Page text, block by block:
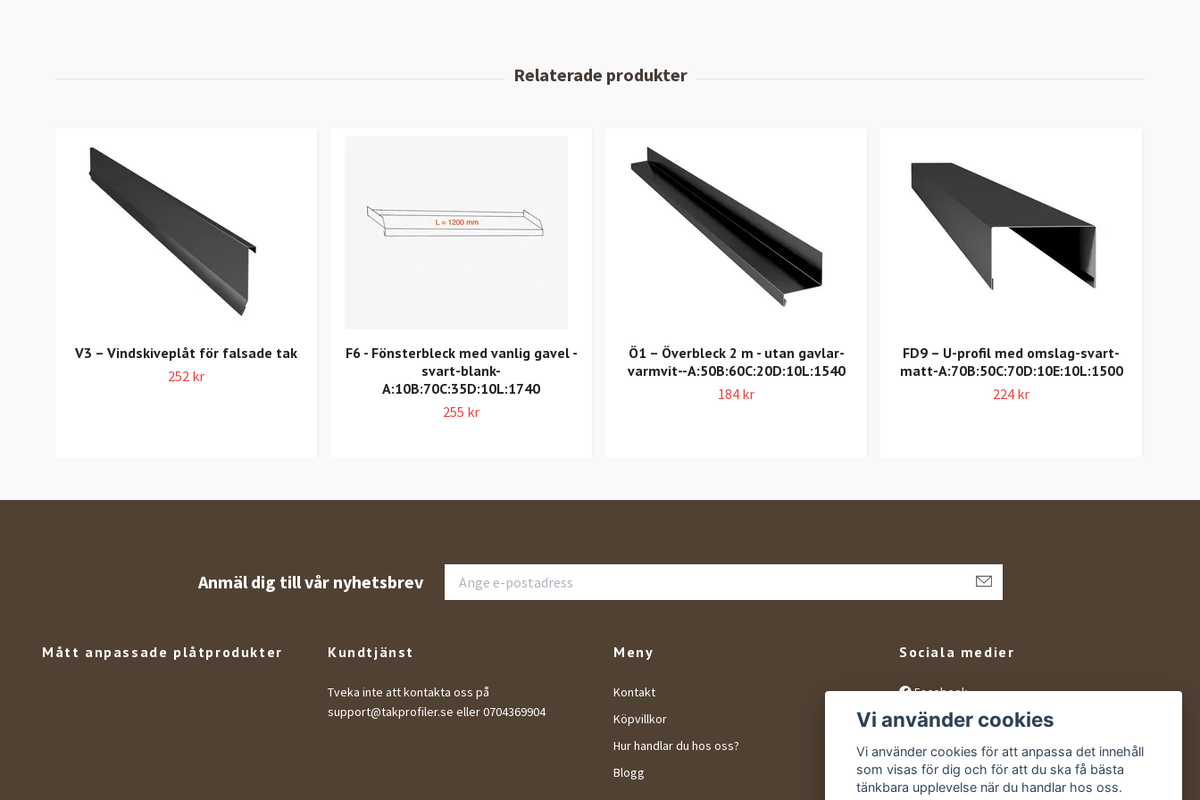
V3 – Vindskiveplåt för falsade tak
252 kr
F6 - Fönsterbleck med vanlig gavel -
svart-blank-
A:10B:70C:35D:10L:1740
255 kr
Ö1 – Överbleck 2 m - utan gavlar-
varmvit--A:50B:60C:20D:10L:1540
184 kr
FD9 – U-profil med omslag-svart-
matt-A:70B:50C:70D:10E:10L:1500
224 kr
Anmäl dig till vår nyhetsbrev
Mått anpassade plåtprodukter Kundtjänst
Tveka inte att kontakta oss på
support@takprofiler.se eller 0704369904
Meny
Kontakt
Köpvillkor
Hur handlar du hos oss?
Blogg
Sociala medier
Facebook
Instagram
YouTube
Vi använder cookies
Vi använder cookies för att anpassa det innehåll
som visas för dig och för att du ska få bästa
tänkbara upplevelse när du handlar hos oss.